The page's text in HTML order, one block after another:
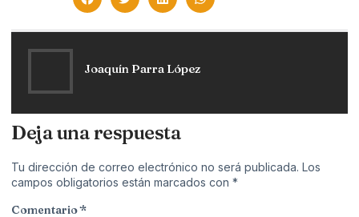
Joaquín Parra López
Deja una respuesta
Tu dirección de correo electrónico no será publicada. Los
campos obligatorios están marcados con *
Comentario*